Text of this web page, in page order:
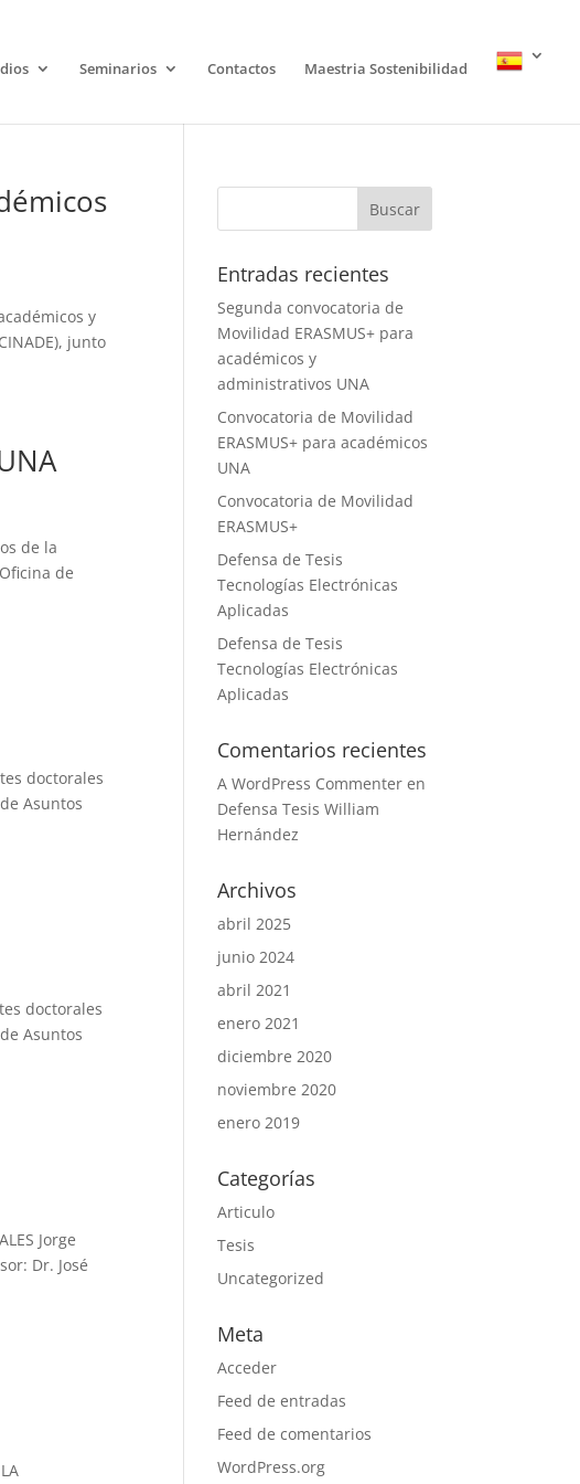
Seminarios Contactos Maestria Sostenibilidad
y
junto
de la
de
doctorales
Asuntos
doctorales
Asuntos
Jorge
Dr. José
Entradas recientes
Segunda convocatoria de
Movilidad ERASMUS+ para
académicos y
administrativos UNA
Convocatoria de Movilidad
ERASMUS+ para académicos
UNA
Convocatoria de Movilidad
ERASMUS+
Defensa de Tesis
Tecnologías Electrónicas
Aplicadas
Defensa de Tesis
Tecnologías Electrónicas
Aplicadas
Comentarios recientes
A WordPress Commenter en
Defensa Tesis William
Hernández
Archivos
abril 2025
junio 2024
abril 2021
enero 2021
diciembre 2020
noviembre 2020
enero 2019
Categorías
Articulo
Tesis
Uncategorized
Meta
Acceder
Feed de entradas
Feed de comentarios
WordPress.org